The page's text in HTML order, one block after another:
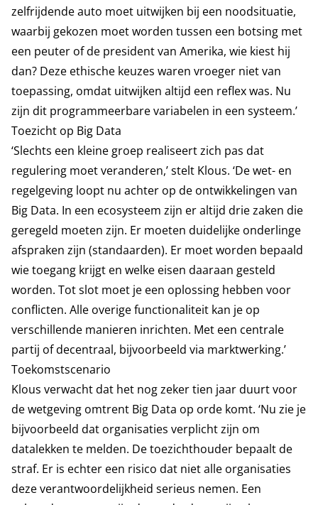
zelfrijdende auto moet uitwijken bij een noodsituatie,
waarbij gekozen moet worden tussen een botsing met
een peuter of de president van Amerika, wie kiest hij
dan? Deze ethische keuzes waren vroeger niet van
toepassing, omdat uitwijken altijd een reflex was. Nu
zijn dit programmeerbare variabelen in een systeem.’
Toezicht op Big Data
‘Slechts een kleine groep realiseert zich pas dat
regulering moet veranderen,’ stelt Klous. ‘De wet- en
regelgeving loopt nu achter op de ontwikkelingen van
Big Data. In een ecosysteem zijn er altijd drie zaken die
geregeld moeten zijn. Er moeten duidelijke onderlinge
afspraken zijn (standaarden). Er moet worden bepaald
wie toegang krijgt en welke eisen daaraan gesteld
worden. Tot slot moet je een oplossing hebben voor
conflicten. Alle overige functionaliteit kan je op
verschillende manieren inrichten. Met een centrale
partij of decentraal, bijvoorbeeld via marktwerking.’
Toekomstscenario
Klous verwacht dat het nog zeker tien jaar duurt voor
de wetgeving omtrent Big Data op orde komt. ‘Nu zie je
bijvoorbeeld dat organisaties verplicht zijn om
datalekken te melden. De toezichthouder bepaalt de
straf. Er is echter een risico dat niet alle organisaties
deze verantwoordelijkheid serieus nemen. Een